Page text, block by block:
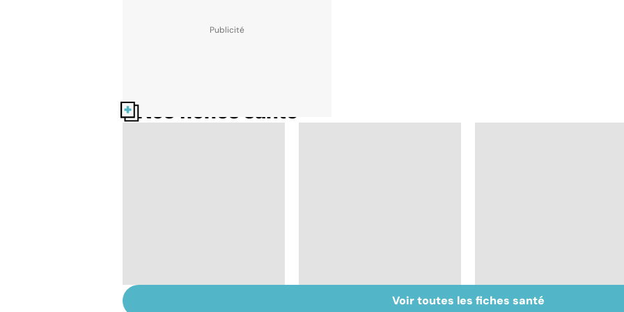
Nos fiches santé
La déshydratation La méningite : à
Voir toutes les fiches santé